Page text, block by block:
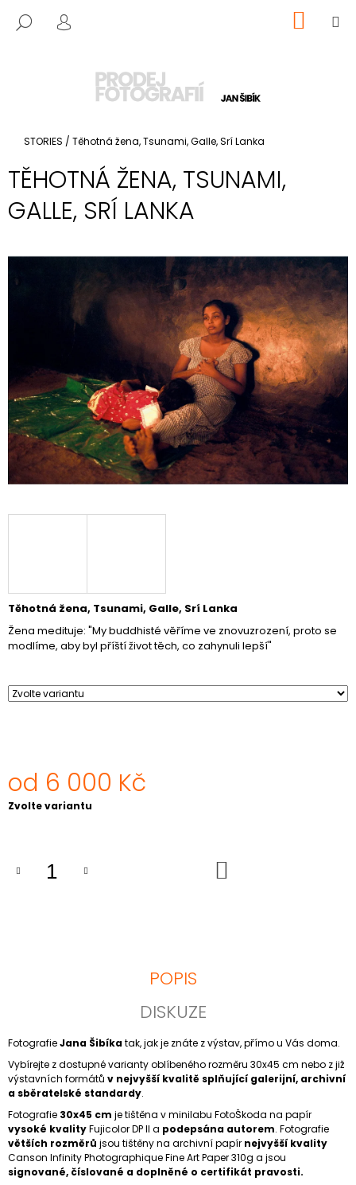
HLEDAT
PŘIHLÁŠENÍ KOŠÍK
Domů
STORIES / Těhotná žena, Tsunami, Galle, Srí Lanka
TĚHOTNÁ ŽENA, TSUNAMI,
GALLE, SRÍ LANKA
Těhotná žena, Tsunami, Galle, Srí Lanka
Žena medituje: "My buddhisté věříme ve znovuzrození, proto se
modlíme, aby byl příští život těch, co zahynuli lepší"
od 6 000 Kč
Měrná
Zvolte variantu
POPIS
DISKUZE
FotografieJana Šibíkatak, jak je znáte z výstav, přímo u Vás doma.
Vybírejte z dostupné varianty oblíbeného rozměru 30x45 cm nebo z již
výstavních formátů v nejvyšší kvalitě splňující galerijní, archivní
a sběratelské standardy.
Fotografie 30x45 cm je tištěna v minilabu FotoŠkoda na papír
vysoké kvalityFujicolor DP II a podepsána autorem. Fotografie
větších rozměrů jsou tištěny na archivní papír nejvyšší kvality
Canson Infinity Photographique Fine Art Paper 310g a jsou
signované, číslované a doplněné o certifikát pravosti.
ZPĚT
ZPĚT
O
T
Ř
E
U
A
J
Í
T
?
D
P
O
U
Č
E
17.
000